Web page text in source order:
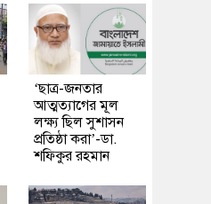
‘ছাত্র-জনতার
আত্মত্যাগের মূল
লক্ষ্য ছিল সুশাসন
প্রতিষ্ঠা করা’-ডা.
শফিকুর রহমান